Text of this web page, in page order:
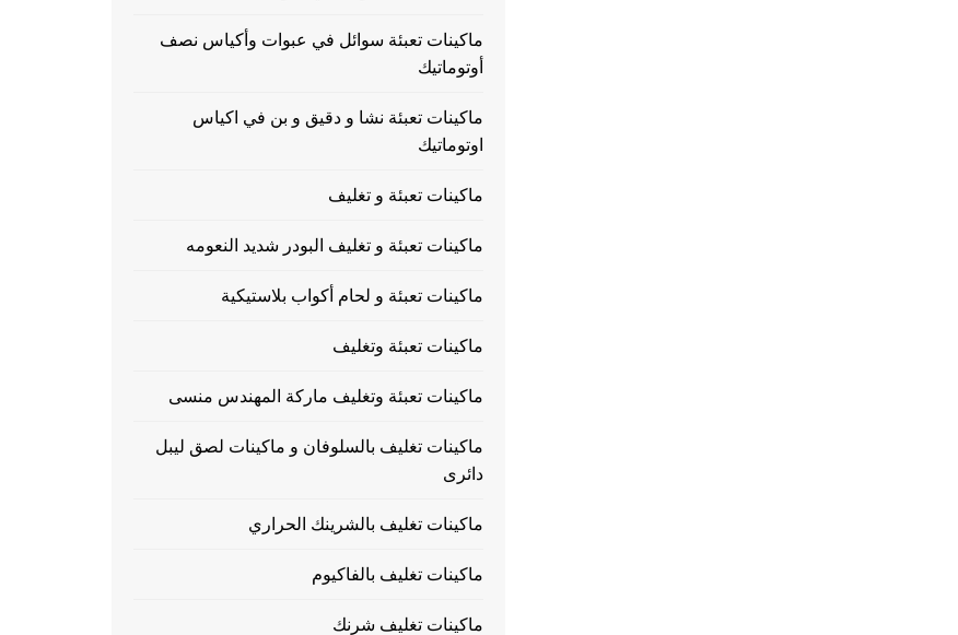
ماكينات تعبئة سوائل في عبوات وأكياس نصف
أوتوماتيك
ماكينات تعبئة نشا و دقيق و بن في اكياس
اوتوماتيك
ماكينات تعبئة و تغليف
ماكينات تعبئة و تغليف البودر شديد النعومه
ماكينات تعبئة و لحام أكواب بلاستيكية
ماكينات تعبئة وتغليف
ماكينات تعبئة وتغليف ماركة المهندس منسى
ماكينات تغليف بالسلوفان و ماكينات لصق ليبل
دائرى
ماكينات تغليف بالشرينك الحراري
ماكينات تغليف بالفاكيوم
ماكينات تغليف شرنك